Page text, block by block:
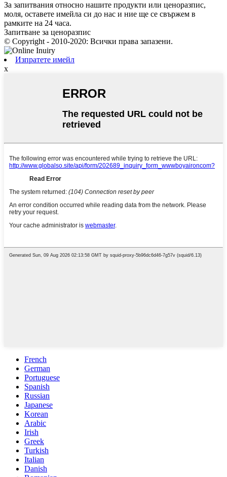
За запитвания относно нашите продукти или ценоразпис,
моля, оставете имейла си до нас и ние ще се свържем в
рамките на 24 часа.
Запитване за ценоразпис
© Copyright - 2010-2020: Всички права запазени.
Изпратете имейл
x
French
German
Portuguese
Spanish
Russian
Japanese
Korean
Arabic
Irish
Greek
Turkish
Italian
Danish